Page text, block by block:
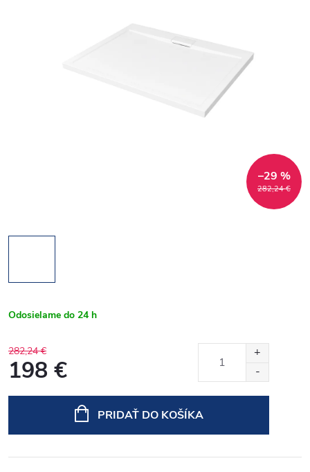
282,24 €
–29 %
Odosielame do 24 h
282,24 €
198 €
PRIDAŤ DO KOŠÍKA